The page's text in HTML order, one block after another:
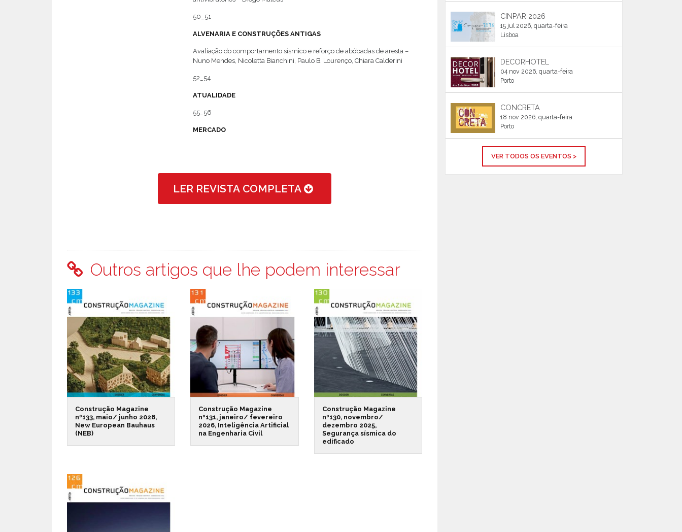
50_51
ALVENARIA E CONSTRUÇÕES ANTIGAS
Avaliação do comportamento sísmico e reforço de abóbadas de aresta –
Nuno Mendes, Nicoletta Bianchini, Paulo B. Lourenço, Chiara Calderini
52_54
ATUALIDADE
55_56
MERCADO
LER REVISTA COMPLETA
Outros artigos que lhe podem interessar
Construção Magazine
nº133, maio/ junho 2026,
New European Bauhaus
(NEB)
Construção Magazine
nº131, janeiro/ fevereiro
2026, Inteligência Artificial
na Engenharia Civil
Construção Magazine
nº130, novembro/
dezembro 2025,
Segurança sísmica do
edificado
CINPAR 2026
15 jul 2026, quarta-feira
Lisboa
DECORHOTEL
04 nov 2026, quarta-feira
Porto
CONCRETA
18 nov 2026, quarta-feira
Porto
VER TODOS OS EVENTOS >